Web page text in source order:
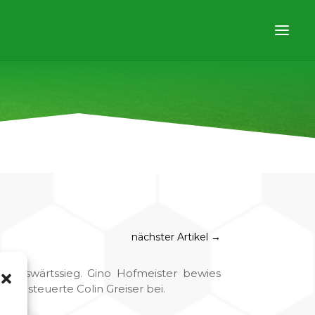
nächster Artikel →
Gino Hofmeister bewies
steuerte Colin Greiser bei.